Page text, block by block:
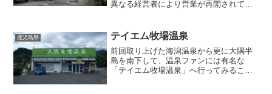
異なる経営者により営業が再開されてい
異なる可能性がございます。現在の様子
は公式サイトをご覧...
鹿児島県 テイエム牧場温泉
前回取り上げた海潟温泉から更に大隅半
島を南下して、温泉ファンには有名な
「テイエム牧場温泉」へ行ってみること